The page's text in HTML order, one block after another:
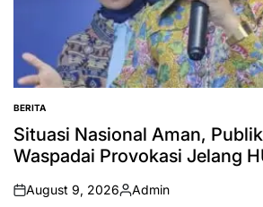
POSTED
IN
BERITA
Situasi Nasional Aman,
Waspadai Provokasi Jelang
on
August 9, 2026
Posted
Admin